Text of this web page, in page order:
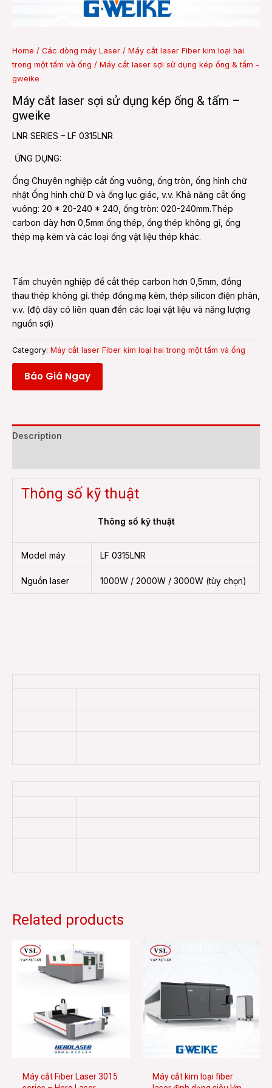
Home / Các dòng máy Laser / Máy cắt laser Fiber kim loại hai
trong một tấm và ống / Máy cắt laser sợi sử dụng kép ống & tấm –
gweike
Máy cắt laser sợi sử dụng kép ống & tấm –
gweike
LNR SERIES – LF 0315LNR
ỨNG DỤNG:
Ống Chuyên nghiệp cắt ống vuông, ống tròn, ống hình chữ
nhật Ống hình chữ D và ống lục giác, v.v. Khả năng cắt ống
vuông: 20 * 20-240 * 240, ống tròn: 020-240mm.Thép
carbon dày hơn 0,5mm ống thép, ống thép không gỉ, ống
thép mạ kẽm và các loại ống vật liệu thép khác.
Tấm chuyên nghiệp để cắt thép carbon hơn 0,5mm, đồng
thau thép không gỉ. thép đồng.mạ kẽm, thép silicon điện phân,
v.v. (độ dày có liên quan đến các loại vật liệu và năng lượng
nguồn sợi)
Category: Máy cắt laser Fiber kim loại hai trong một tấm và ống
Báo Giá Ngay
Description
Thông số kỹ thuật
Thông số kỹ thuật
Model máy LF 0315LNR
Nguồn laser 1000W / 2000W / 3000W (tùy chọn)
Related products
Máy cắt Fiber Laser 3015
Máy cắt kim loại fiber